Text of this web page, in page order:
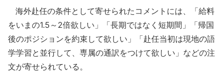
海外赴任の条件として寄せられたコメントには、「給料
をいまの1.5～2倍欲しい」「長期ではなく短期間」「帰国
後のポジションを約束して欲しい」「赴任当初は現地の語
学学習と並行して、専属の通訳をつけて欲しい」などの注
文が寄せられている。